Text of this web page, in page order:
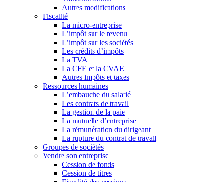
Autres modifications
Fiscalité
La micro-entreprise
L’impôt sur le revenu
L’impôt sur les sociétés
Les crédits d’impôts
La TVA
La CFE et la CVAE
Autres impôts et taxes
Ressources humaines
L’embauche du salarié
Les contrats de travail
La gestion de la paie
La mutuelle d’entreprise
La rémunération du dirigeant
La rupture du contrat de travail
Groupes de sociétés
Vendre son entreprise
Cession de fonds
Cession de titres